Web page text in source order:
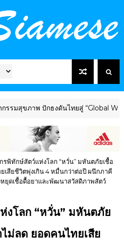
กธงดันไทยสู่ “Global Wellness
รพิทักษ์สัตว์แห่งโลก “หวั่น”​ มหันตภัยเชื้อ
เสียชีวิตพุ่งเกิน 4 หมื่นกว่าต่อปี ผนึกภาคี
หยุดเชื้อดื้อยาและพัฒนาสวัสดิภาพสัตว์
งโลก “หวั่น”​ มหันตภัย
ม่ลด ยอดคนไทยเสีย